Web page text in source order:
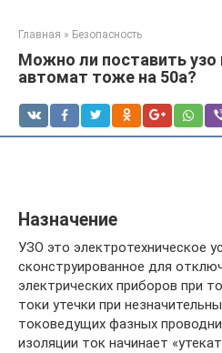
Главная » Безопасность
Можно ли поставить узо
автомат тоже на 50а?
Назначение
УЗО это электротехническое
сконструированное для
электрических приборов при
токи утечки при
токоведущих фазных
изоляции ток начинает